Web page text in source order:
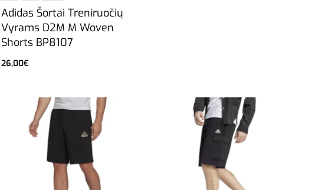
Adidas Šortai Treniruočių
Vyrams D2M M Woven
Shorts BP8107
26,00€